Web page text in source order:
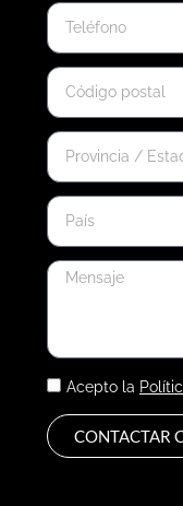
Acepto la
CONTACTAR